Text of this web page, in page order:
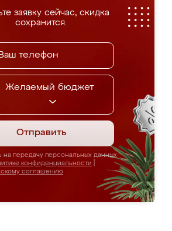
заявку сейчас, скидка
сохранится.
Желаемый бюджет
Отправить
на передачу персональных данных
конфиденциальности
соглашению